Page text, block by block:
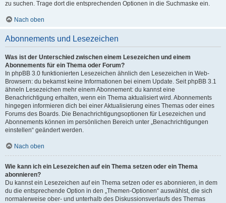
zu suchen. Trage dort die entsprechenden Optionen in die Suchmaske ein.
Nach oben
Abonnements und Lesezeichen
Was ist der Unterschied zwischen einem Lesezeichen und einem
Abonnements für ein Thema oder Forum?
In phpBB 3.0 funktionierten Lesezeichen ähnlich den Lesezeichen in Web-
Browsern: du bekamst keine Informationen bei einem Update. Seit phpBB 3.1
ähneln Lesezeichen mehr einem Abonnement: du kannst eine
Benachrichtigung erhalten, wenn ein Thema aktualisiert wird. Abonnements
hingegen informieren dich bei einer Aktualisierung eines Themas oder eines
Forums des Boards. Die Benachrichtigungsoptionen für Lesezeichen und
Abonnements können im persönlichen Bereich unter „Benachrichtigungen
einstellen“ geändert werden.
Nach oben
Wie kann ich ein Lesezeichen auf ein Thema setzen oder ein Thema
abonnieren?
Du kannst ein Lesezeichen auf ein Thema setzen oder es abonnieren, in dem
du die entsprechende Option in den „Themen-Optionen“ auswählst, die sich
normalerweise ober- und unterhalb des Diskussionsverlaufs des Themas